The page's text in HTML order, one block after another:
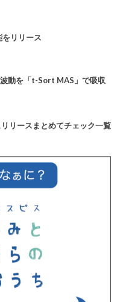
リリース
動を「t-Sort MAS」で吸収
リースまとめてチェック一覧